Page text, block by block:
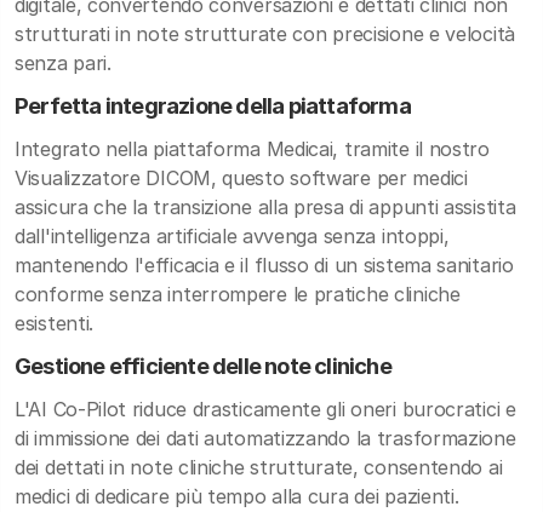
strutturati in note strutturate con precisione e velocità
senza pari.
Perfetta integrazione della piattaforma
Integrato nella piattaforma Medicai, tramite il nostro
Visualizzatore DICOM, questo software per medici
assicura che la transizione alla presa di appunti assistita
dall'intelligenza artificiale avvenga senza intoppi,
mantenendo l'efficacia e il flusso di un sistema sanitario
conforme senza interrompere le pratiche cliniche
esistenti.
Gestione efficiente delle note cliniche
L'AI Co-Pilot riduce drasticamente gli oneri burocratici e
di immissione dei dati automatizzando la trasformazione
dei dettati in note cliniche strutturate, consentendo ai
medici di dedicare più tempo alla cura dei pazienti.